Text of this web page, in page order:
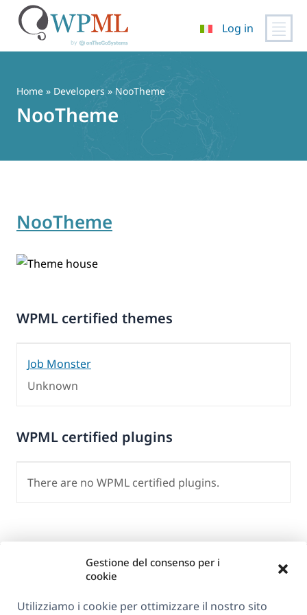
Gestione del consenso per i
cookie
Utilizziamo i cookie per ottimizzare il nostro sito
contenuto
Log in
Home » Developers » NooTheme
NooTheme
NooTheme
WPML certified themes
Job Monster
Unknown
WPML certified plugins
There are no WPML certified plugins.